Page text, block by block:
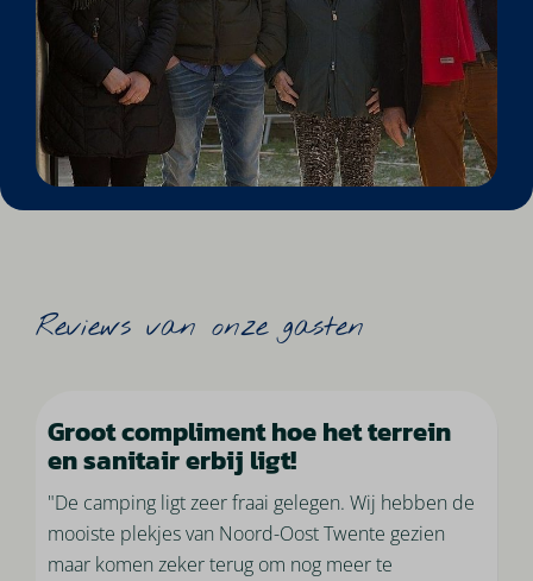
Reviews van onze gasten
Groot compliment hoe het terrein
en sanitair erbij ligt!
"De camping ligt zeer fraai gelegen. Wij hebben de
mooiste plekjes van Noord-Oost Twente gezien
maar komen zeker terug om nog meer te